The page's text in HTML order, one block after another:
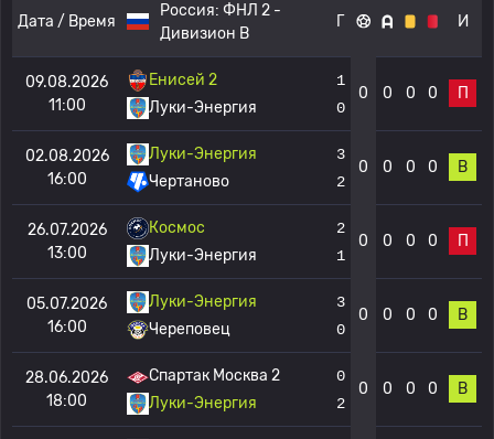
Дата / Время
Россия: ФНЛ 2 -
Дивизион B
Г И
09.08.2026
11:00
Енисей 2
Луки-Энергия
1
0
0 0 0 0 П
02.08.2026
16:00
Луки-Энергия
Чертаново
3
2
0 0 0 0 В
26.07.2026
13:00
Космос
Луки-Энергия
2
1
0 0 0 0 П
05.07.2026
16:00
Луки-Энергия
Череповец
3
0
0 0 0 0 В
28.06.2026
18:00
Спартак Москва 2
Луки-Энергия
0
2
0 0 0 0 В